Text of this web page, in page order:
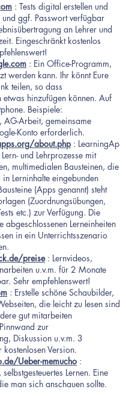
: Tests digital erstellen und
und ggf. Passwort verfügbar
an Lehrer und
Eingeschränkt kostenlos
: Ein Office-Programm,
werden kann. Ihr könnt Eure
teilen, so dass
hinzufügen können. Auf
Beispiele:
AG-Arbeit, gemeinsame
Konto erforderlich.
about.php : LearningAp
und Lehrprozesse mit
multimedialen Bausteinen, die
Lerninhalte eingebunden
(Apps genannt) steht
(Zuordnungsübungen,
etc.) zur Verfügung. Die
abgeschlossenen Lerneinheiten
in ein Unterrichtsszenario
preise : Lernvideos,
u.v.m. für 2 Monate
Sehr empfehlenswert!
: Erstelle schöne Schaubilder,
die leicht zu lesen sind
gut mitarbeiten
zur
Diskussion u.v.m. 3
Version.
Ueber-memucho :
Lernen. Eine
man sich anschauen sollte.